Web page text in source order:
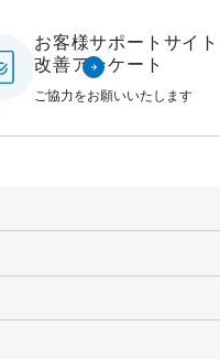
件)
ステンレス鍋（ＩＨなべ）
ポータブルコンロ
お客様サポートサイト